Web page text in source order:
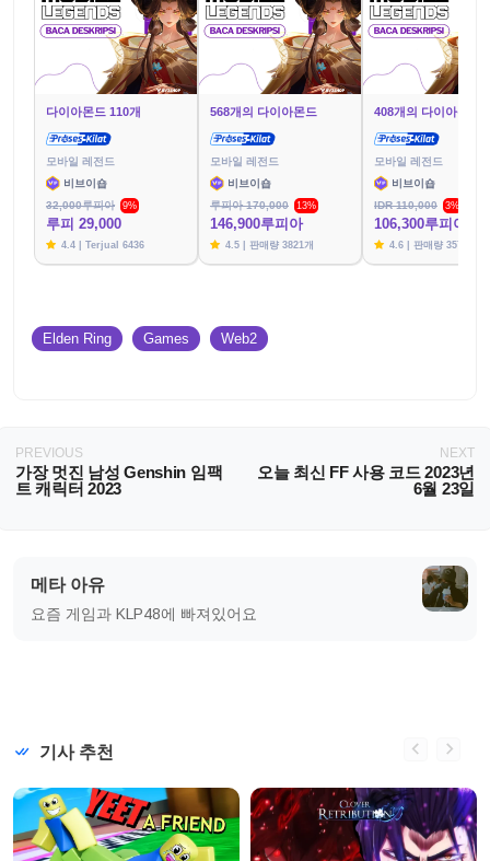
다이아몬드 110개
모바일 레전드
비브이숍
32,000루피아
9%
루피 29,000
4.4 | Terjual 6436
568개의 다이아몬드
모바일 레전드
비브이숍
루피아 170,000
13%
146,900루피아
4.5 | 판매량 3821개
408개의 다이아몬드
모바일 레전드
비브이숍
IDR 110,000
3%
106,300루피아
4.6 | 판매량 3576개
Elden Ring Games Web2
PREVIOUS
가장 멋진 남성 Genshin 임팩
트 캐릭터 2023
NEXT
오늘 최신 FF 사용 코드 2023년
6월 23일
메타 아유
요즘 게임과 KLP48에 빠져있어요
기사 추천